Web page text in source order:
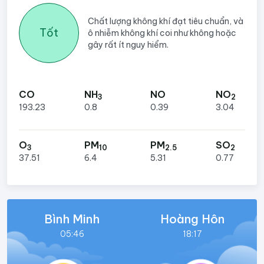
Tốt
Chất lượng không khí đạt tiêu chuẩn, và
ô nhiễm không khí coi như không hoặc
gây rất ít nguy hiểm.
CO
193.23
NH3
0.8
NO
0.39
NO2
3.04
O3
37.51
PM10
6.4
PM2.5
5.31
SO2
0.77
Bình Minh
05:46
Hoàng Hôn
18:17